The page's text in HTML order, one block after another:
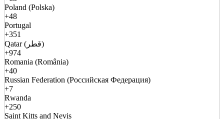
Poland (Polska)
+48
Portugal
+351
Qatar (قطر)
+974
Romania (România)
+40
Russian Federation (Российская Федерация)
+7
Rwanda
+250
Saint Kitts and Nevis